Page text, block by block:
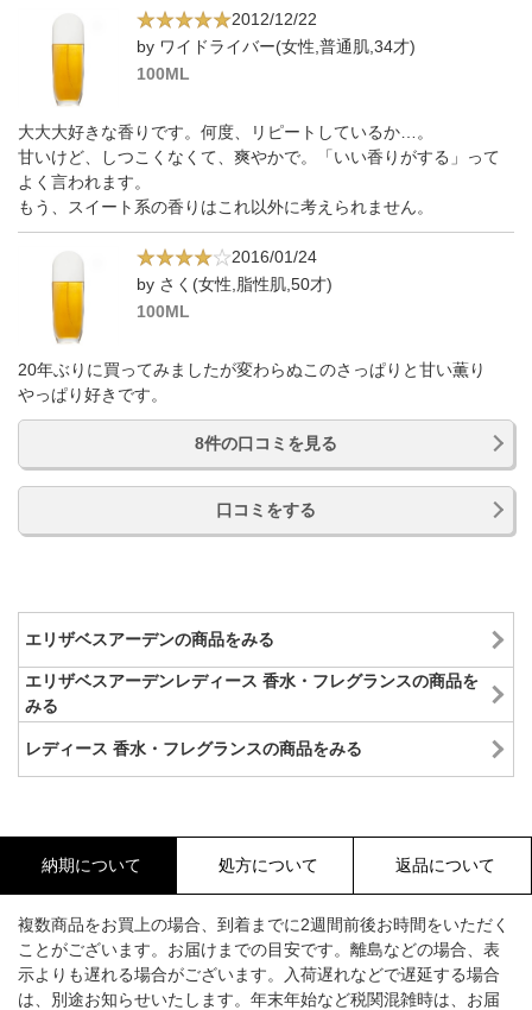
2012/12/22
by ワイドライバー(女性,普通肌,34才)
100ML
大大大好きな香りです。何度、リピートしているか…。
甘いけど、しつこくなくて、爽やかで。「いい香りがする」って
よく言われます。
もう、スイート系の香りはこれ以外に考えられません。
2016/01/24
by さく(女性,脂性肌,50才)
100ML
20年ぶりに買ってみましたが変わらぬこのさっぱりと甘い薫り
やっぱり好きです。
8件の口コミを見る
口コミをする
エリザベスアーデンの商品をみる
エリザベスアーデンレディース 香水・フレグランスの商品を
みる
レディース 香水・フレグランスの商品をみる
納期について 処方について 返品について
複数商品をお買上の場合、到着までに2週間前後お時間をいただく
ことがございます。お届けまでの目安です。離島などの場合、表
示よりも遅れる場合がございます。入荷遅れなどで遅延する場合
は、別途お知らせいたします。年末年始など税関混雑時は、お届